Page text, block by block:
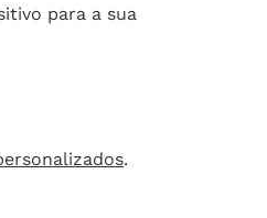
para a sua
.